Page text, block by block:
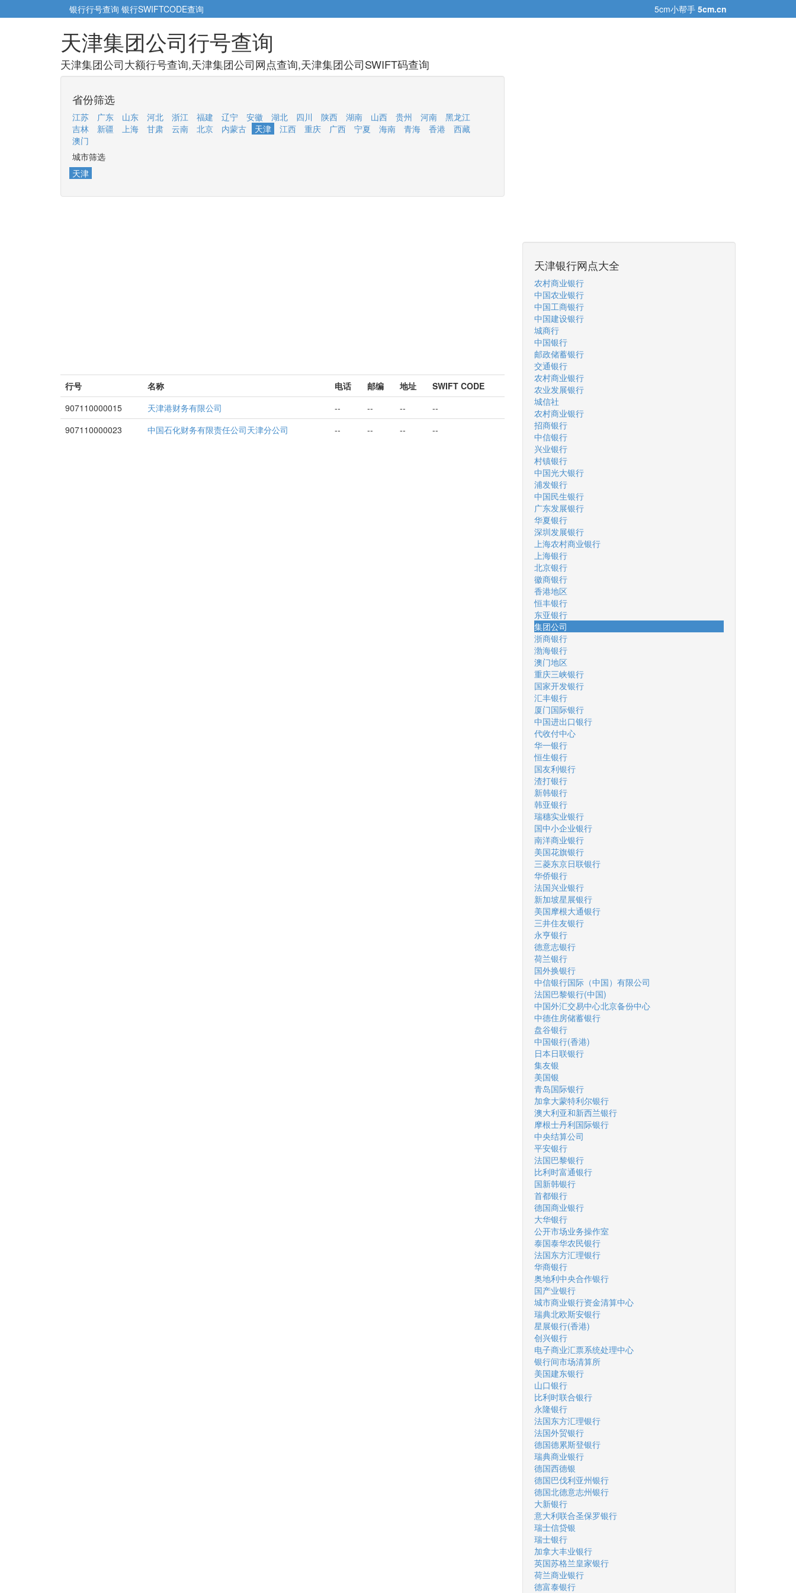
银行行号查询 银行SWIFTCODE查询 5cm小帮手 5cm.cn
天津集团公司行号查询
天津集团公司大额行号查询,天津集团公司网点查询,天津集团公司SWIFT码查询
省份筛选
江苏 广东 山东 河北 浙江 福建 辽宁 安徽 湖北 四川 陕西 湖南 山西 贵州 河南
黑龙江
吉林
新疆 上海 甘肃 云南 北京 内蒙古 天津 江西 重庆 广西 宁夏 海南 青海 香港
西藏
澳门
城市筛选
天津
行号 名称 电话 邮编 地址
SWIFT CODE
907110000015
天津港财务有限公司 -- -- --
--
907110000023
中国石化财务有限责任公司天津分公司 -- -- -- --
天津银行网点大全
农村商业银行
中国农业银行
中国工商银行
中国建设银行
城商行
中国银行
邮政储蓄银行
交通银行
农村商业银行
农业发展银行
城信社
农村商业银行
招商银行
中信银行
兴业银行
村镇银行
中国光大银行
浦发银行
中国民生银行
广东发展银行
华夏银行
深圳发展银行
上海农村商业银行
上海银行
北京银行
徽商银行
香港地区
恒丰银行
东亚银行
集团公司
浙商银行
渤海银行
澳门地区
重庆三峡银行
国家开发银行
汇丰银行
厦门国际银行
中国进出口银行
代收付中心
华一银行
恒生银行
国友利银行
渣打银行
新韩银行
韩亚银行
瑞穗实业银行
国中小企业银行
南洋商业银行
美国花旗银行
三菱东京日联银行
华侨银行
法国兴业银行
新加坡星展银行
美国摩根大通银行
三井住友银行
永亨银行
德意志银行
荷兰银行
国外换银行
中信银行国际（中国）有限公司
法国巴黎银行(中国)
中国外汇交易中心北京备份中心
中德住房储蓄银行
盘谷银行
中国银行(香港)
日本日联银行
集友银
美国银
青岛国际银行
加拿大蒙特利尔银行
澳大利亚和新西兰银行
摩根士丹利国际银行
中央结算公司
平安银行
法国巴黎银行
比利时富通银行
国新韩银行
首都银行
德国商业银行
大华银行
公开市场业务操作室
泰国泰华农民银行
法国东方汇理银行
华商银行
奥地利中央合作银行
国产业银行
城市商业银行资金清算中心
瑞典北欧斯安银行
星展银行(香港)
创兴银行
电子商业汇票系统处理中心
银行间市场清算所
美国建东银行
山口银行
比利时联合银行
永隆银行
法国东方汇理银行
法国外贸银行
德国德累斯登银行
瑞典商业银行
德国西德银
德国巴伐利亚州银行
德国北德意志州银行
大新银行
意大利联合圣保罗银行
瑞士信贷银
瑞士银行
加拿大丰业银行
英国苏格兰皇家银行
荷兰商业银行
德富泰银行